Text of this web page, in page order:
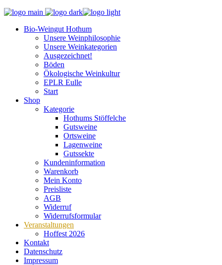
Bio-Weingut Hothum
Unsere Weinphilosophie
Unsere Weinkategorien
Ausgezeichnet!
Böden
Ökologische Weinkultur
EPLR Eulle
Start
Shop
Kategorie
Hothums Stöffelche
Gutsweine
Ortsweine
Lagenweine
Gutssekte
Kundeninformation
Warenkorb
Mein Konto
Preisliste
AGB
Widerruf
Widerrufsformular
Veranstaltungen
Hoffest 2026
Kontakt
Datenschutz
Impressum